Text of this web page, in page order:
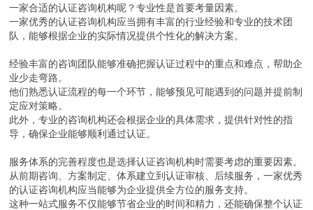
一家合适的认证咨询机构呢？专业性是首要考量因素。
一家优秀的认证咨询机构应当拥有丰富的行业经验和专业的技术团
队，能够根据企业的实际情况提供个性化的解决方案。
经验丰富的咨询团队能够准确把握认证过程中的重点和难点，帮助企
业少走弯路。
他们熟悉认证流程的每一个环节，能够预见可能遇到的问题并提前制
定应对策略。
此外，专业的咨询机构还会根据企业的具体需求，提供针对性的指
导，确保企业能够顺利通过认证。
服务体系的完善程度也是选择认证咨询机构时需要考虑的重要因素。
从前期咨询、方案制定、体系建立到认证审核、后续服务，一家优秀
的认证咨询机构应当能够为企业提供全方位的服务支持。
这种一站式服务不仅能够节省企业的时间和精力，还能确保整个认证